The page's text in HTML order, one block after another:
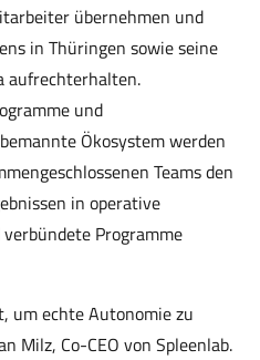
übernehmen und
in Thüringen sowie seine
aufrechterhalten.
und
Ökosystem werden
Teams den
in operative
Programme
um echte Autonomie zu
Milz, Co-CEO von Spleenlab.